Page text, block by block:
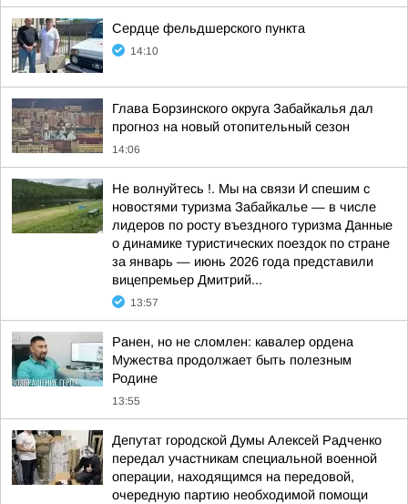
Сердце фельдшерского пункта
14:10
Глава Борзинского округа Забайкалья дал
прогноз на новый отопительный сезон
14:06
Не волнуйтесь !. Мы на связи И спешим с
новостями туризма Забайкалье — в числе
лидеров по росту въездного туризма Данные
о динамике туристических поездок по стране
за январь — июнь 2026 года представили
вицепремьер Дмитрий...
13:57
Ранен, но не сломлен: кавалер ордена
Мужества продолжает быть полезным
Родине
13:55
Депутат городской Думы Алексей Радченко
передал участникам специальной военной
операции, находящимся на передовой,
очередную партию необходимой помощи